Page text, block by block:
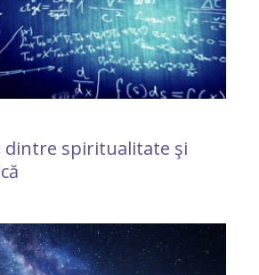
dintre spiritualitate şi